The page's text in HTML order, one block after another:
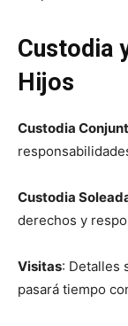
Custodia
Hijos
Custodia
Custodia
derechos y
Visitas: Detalles
pasará tiempo